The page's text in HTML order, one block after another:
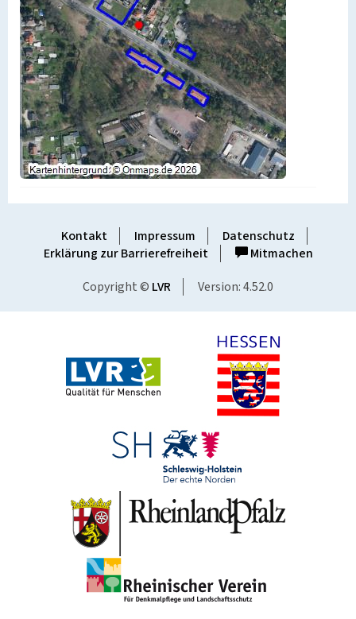
Kontakt Impressum
Datenschutz
Erklärung zur Barrierefreiheit
Mitmachen
Copyright © LVR Version: 4.52.0